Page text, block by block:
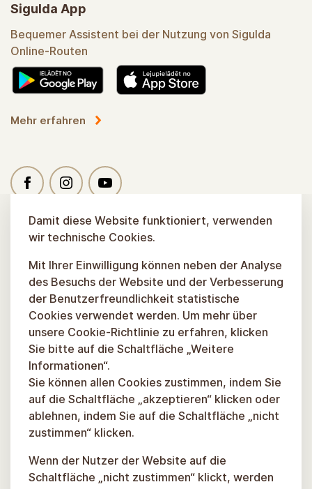
Sigulda App
Bequemer Assistent bei der Nutzung von Sigulda
Online-Routen
Mehr erfahren
Damit diese Website funktioniert, verwenden
wir technische Cookies.
Mit Ihrer Einwilligung können neben der Analyse
des Besuchs der Website und der Verbesserung
der Benutzerfreundlichkeit statistische
Cookies verwendet werden. Um mehr über
unsere Cookie-Richtlinie zu erfahren, klicken
Sie bitte auf die Schaltfläche „Weitere
Informationen“.
Sie können allen Cookies zustimmen, indem Sie
auf die Schaltfläche „akzeptieren“ klicken oder
ablehnen, indem Sie auf die Schaltfläche „nicht
zustimmen“ klicken.
Wenn der Nutzer der Website auf die
Schaltfläche „nicht zustimmen“ klickt, werden